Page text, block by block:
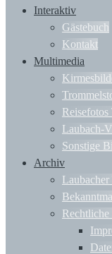
Interaktiv
Gästebuch
Kontakt
Multimedia
Laubach-
Sonstige
Archiv